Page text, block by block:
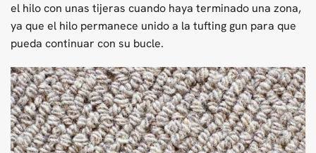
el hilo con unas tijeras cuando haya terminado una zona,
ya que el hilo permanece unido a la tufting gun para que
pueda continuar con su bucle.